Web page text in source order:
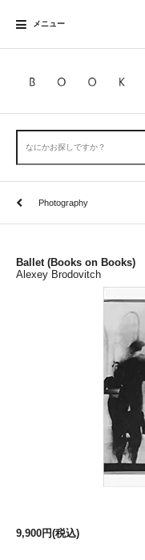
メニュー
Photography
Ballet (Books on Books)
Alexey Brodovitch
9,900円(税込)